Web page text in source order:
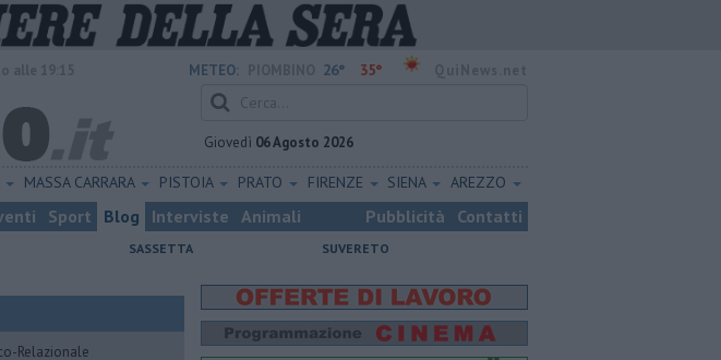
METEO: 26° 35°
Giovedì 06 Agosto 2026
MASSA CARRARA PISTOIA PRATO FIRENZE SIENA AREZZO
Sport Blog Interviste Animali Pubblicità Contatti
SASSETTA SUVERETO
Relazionale